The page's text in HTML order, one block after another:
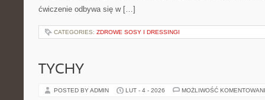
ćwiczenie odbywa się w […]
CATEGORIES: ZDROWE SOSY I DRESSINGI
TYCHY
POSTED BY ADMIN LUT - 4 - 2026 MOŻLIWOŚĆ